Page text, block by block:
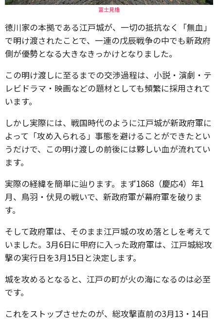
富士見櫓
徳川家の本拠である江戸城が、一切の抵抗なく「無血」
で明け渡されたことで、一連の戊辰戦争の中でも新政府
側が優勢となる大きなきっかけとなりました。
この明け渡しに至るまでの交渉過程は、小説・演劇・テ
レビドラマ・映画などの題材としても頻繁に採用されて
います。
しかし実際には、戦国時代のように江戸城が新政府軍に
よって「攻め入られる」事態を避けることができたとい
うだけで、この明け渡しの前後には夥しい血が流れてい
ます。
実際の経緯を簡単に辿ります。まず1868（慶応4）年1
月、鳥羽・伏見の戦いで、新政府軍が幕府軍を破りま
す。
そして政府軍は、そのまま江戸城の攻め落としを考えて
いました。3月6日に甲府に入った政府軍は、江戸城総攻
撃の実行日を3月15日と決定します。
城を攻めるとなると、江戸の町が火の海になるのは必至
です。
これをストップさせたのが、総攻撃直前の3月13・14日